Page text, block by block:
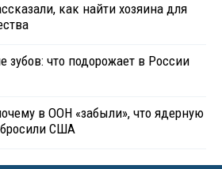
как найти хозяина для
зубов: что подорожает в России
в ООН «забыли», что ядерную
США